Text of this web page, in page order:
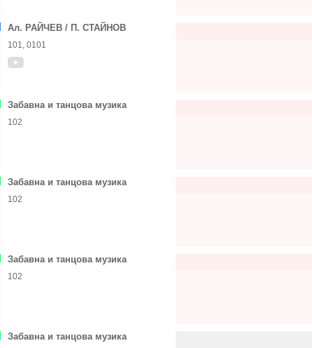
Ал. РАЙЧЕВ / П. СТАЙНОВ
101, 0101
Забавна и танцова музика
102
Забавна и танцова музика
102
Забавна и танцова музика
102
Забавна и танцова музика